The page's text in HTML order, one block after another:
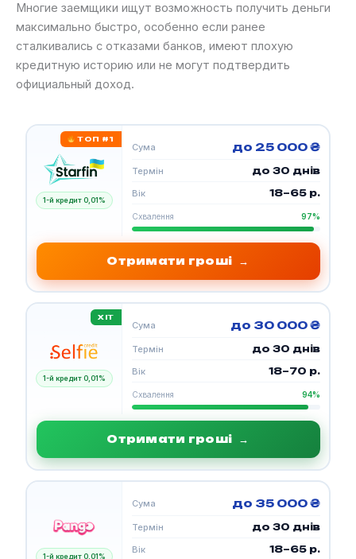
Многие заемщики ищут возможность получить деньги
максимально быстро, особенно если ранее
сталкивались с отказами банков, имеют плохую
кредитную историю или не могут подтвердить
официальный доход.
ТОП #1
1-й кредит 0,01%
Сума до 25 000 ₴
Термін до 30 днів
Вік 18–65 р.
Схвалення 97%
Отримати гроші →
ХІТ
1-й кредит 0,01%
Сума до 30 000 ₴
Термін до 30 днів
Вік 18–70 р.
Схвалення 94%
Отримати гроші →
1-й кредит 0,01%
Сума до 35 000 ₴
Термін до 30 днів
Вік 18–65 р.